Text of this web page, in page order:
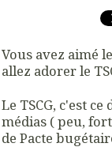
Vous avez aimé
allez adorer le
Le TSCG, c'est
médias ( peu,
de Pacte